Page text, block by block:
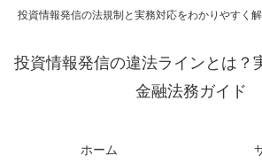
投資情報発信の法規制と実務対応をわかりやすく
投資情報発信の違法ラインとは？
金融法務ガイド
ホーム